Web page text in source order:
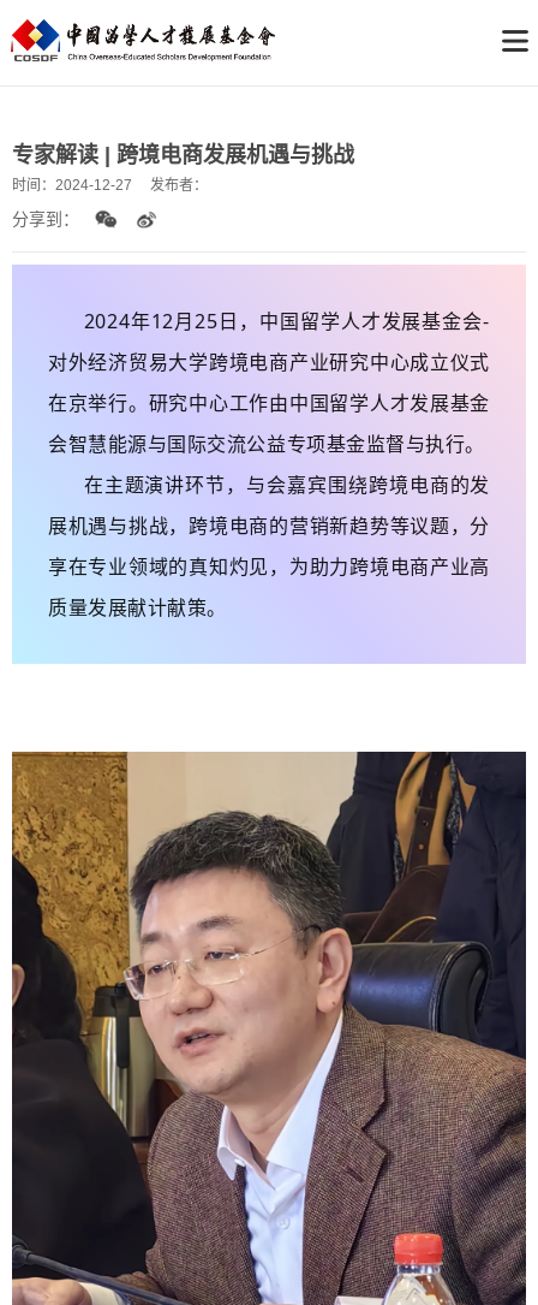
专家解读 | 跨境电商发展机遇与挑战
时间： 2024-12-27 发布者：
分享到：
2024年12月25日，中国留学人才发展基金会-
对外经济贸易大学跨境电商产业研究中心成立仪式
在京举行。研究中心工作由中国留学人才发展基金
会智慧能源与国际交流公益专项基金监督与执行。
在主题演讲环节，与会嘉宾围绕跨境电商的发
展机遇与挑战，跨境电商的营销新趋势等议题，分
享在专业领域的真知灼见，为助力跨境电商产业高
质量发展献计献策。